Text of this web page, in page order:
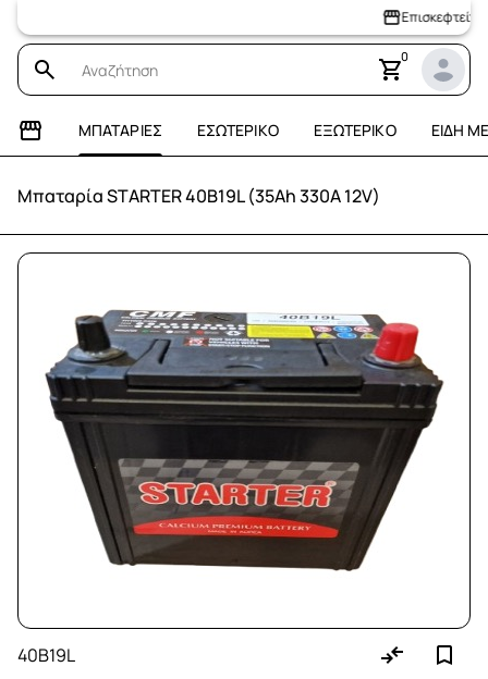
Επισκεφτείτε
0
ΜΠΑΤΑΡΊΕΣ ΕΣΩΤΕΡΙΚΌ ΕΞΩΤΕΡΙΚΌ ΕΊΔΗ
Μπαταρία STARTER 40B19L (35Ah 330A 12V)
40B19L